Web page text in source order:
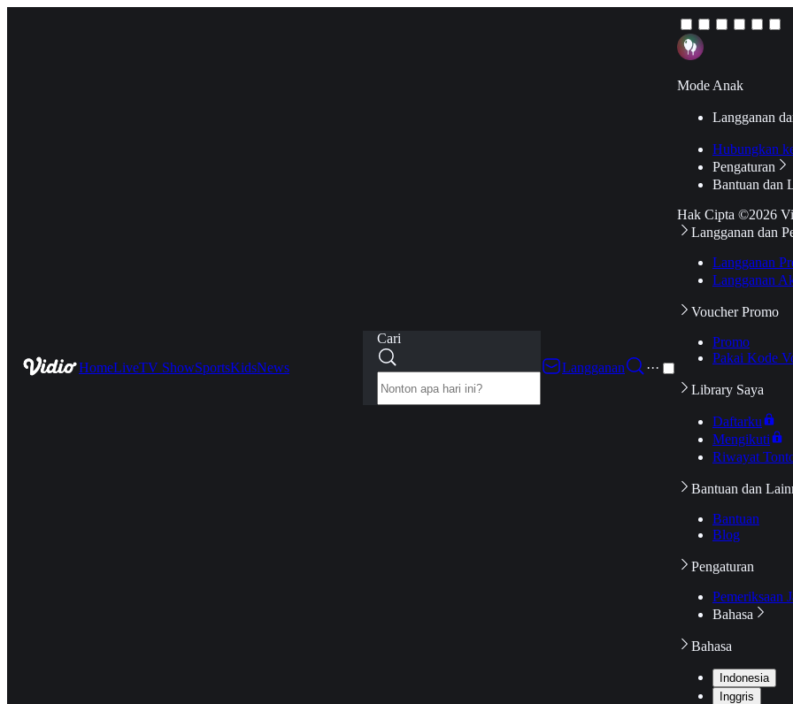
HomeLiveTV ShowSportsKidsNews
Cari
Langganan
···
Mode Anak
Langganan
Hubungkan
Pengaturan
Bantuan dan
Hak Cipta ©2026
Langganan dan
Langganan
Langganan
Voucher Promo
Promo
Pakai Kode
Library Saya
Daftarku
Mengikuti
Riwayat
Bantuan dan
Bantuan
Blog
Pengaturan
Pemeriksaan
Bahasa
Bahasa
Indonesia
Inggris